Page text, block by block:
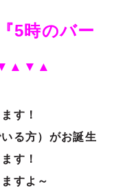
『5時のバー
す！
る方）がお誕生
す！
すよ～